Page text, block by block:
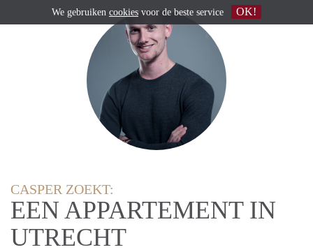
CASPER ZOEKT:
EEN APPARTEMENT IN
UTRECHT
We gebruiken cookies voor de beste service OK!